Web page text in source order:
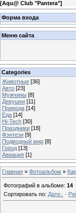
[Aqu@ Club "Pantera"]
Форма входа
Меню сайта
Categories
Животные [36]
Авто [23]
Мужчины [8]
Девушки [11]
Природа [14]
Еда [14]
Hi-Tech [30]
Праздники [18]
Фэнтези [9]
Подводный мир [8]
Город [13]
Авиация [1]
Главная » Фотоальбом »
Фотографий в альбоме: 14
Сортировать по: Дате ·